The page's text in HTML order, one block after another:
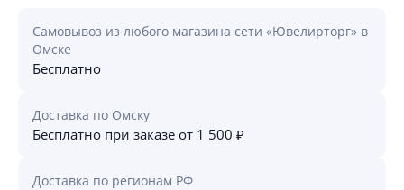
Самовывоз из любого магазина сети «Ювелирторг» в
Омске
Бесплатно
Доставка по Омску
Бесплатно при заказе от 1 500 ₽
Доставка по регионам РФ